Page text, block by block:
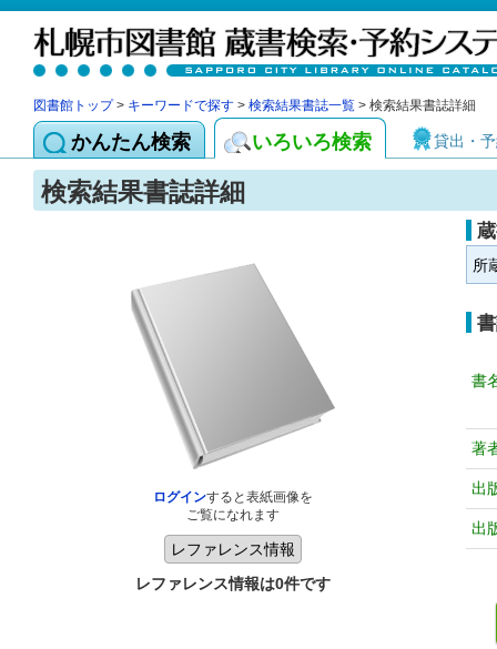
図書館トップ> キーワードで探す > 検索結果書誌一覧 > 検索結果書誌詳細
かんたん検索 いろいろ検索 貸出・
検索結果書誌詳細
ログインすると表紙画像を
ご覧になれます
レファレンス情報は0件です
所
書
著
出
出